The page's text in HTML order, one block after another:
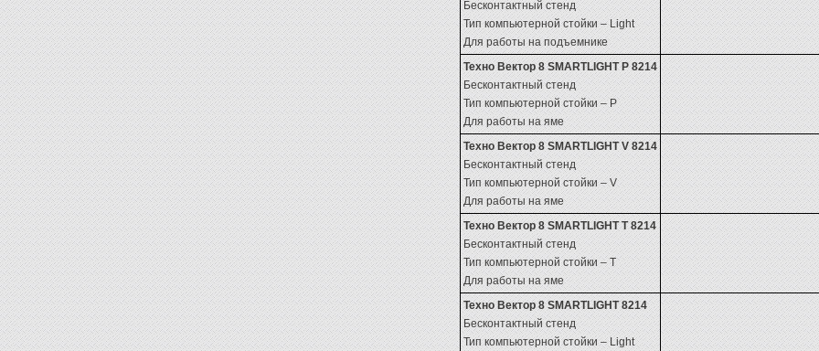
Бесконтактный стенд
Тип компьютерной стойки – Light
Для работы на подъемнике
Техно Вектор 8 SMARTLIGHT P 8214
Бесконтактный стенд
Тип компьютерной стойки – P
Для работы на яме
Техно Вектор 8 SMARTLIGHT V 8214
Бесконтактный стенд
Тип компьютерной стойки – V
Для работы на яме
Техно Вектор 8 SMARTLIGHT T 8214
Бесконтактный стенд
Тип компьютерной стойки – Т
Для работы на яме
Техно Вектор 8 SMARTLIGHT 8214
Бесконтактный стенд
Тип компьютерной стойки – Light